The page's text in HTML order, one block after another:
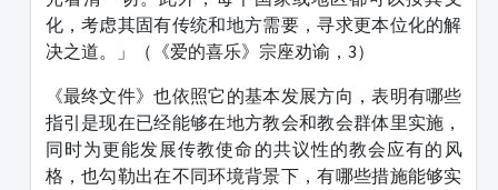
化，考虑其固有传统和地方需要，寻求更本位化的解
决之道。」（《爱的喜乐》宗座劝谕，3）
《最终文件》也依照它的基本发展方向，表明有哪些
指引是现在已经能够在地方教会和教会群体里实施，
同时为更能发展传教使命的共议性的教会应有的风
格，也勾勒出在不同环境背景下，有哪些措施能够实